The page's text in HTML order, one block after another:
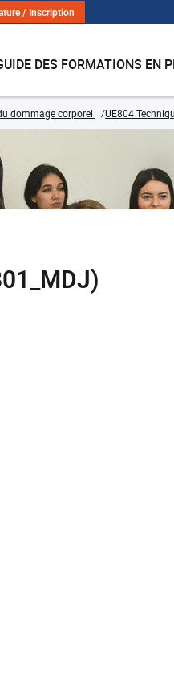
/ Inscription
DES FORMATIONS EN
dommage corporel UE804